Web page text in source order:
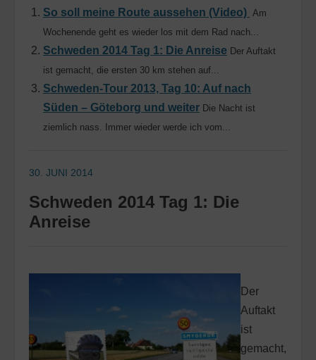
So soll meine Route aussehen (Video) Am
Wochenende geht es wieder los mit dem Rad nach...
Schweden 2014 Tag 1: Die Anreise Der Auftakt
ist gemacht, die ersten 30 km stehen auf...
Schweden-Tour 2013, Tag 10: Auf nach
Süden – Göteborg und weiter Die Nacht ist
ziemlich nass. Immer wieder werde ich vom...
30. JUNI 2014
Schweden 2014 Tag 1: Die
Anreise
Der
Auftakt
ist
gemacht,